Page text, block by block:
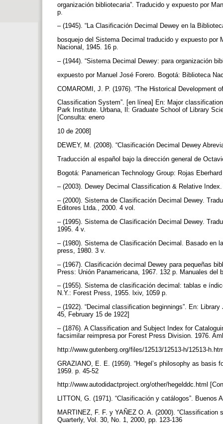
organización bibliotecaria”. Traducido y expuesto por
p.
– (1945). “La Clasificación Decimal Dewey en la
bosquejo del Sistema Decimal traducido y expuesto
Nacional, 1945. 16 p.
– (1944). “Sistema Decimal Dewey: para organización
expuesto por Manuel José Forero. Bogotá: Biblioteca
COMAROMI, J. P. (1976). “The Historical Development
Classification System”. [en línea] En: Major
Park Institute. Urbana, Il: Graduate School of Library
[Consulta: enero
10 de 2008]
DEWEY, M. (2008). “Clasificación Decimal Dewey
Traducción al español bajo la dirección general de
Bogotá: Panamerican Technology Group: Rojas
– (2003). Dewey Decimal Classification & Relative
– (2000). Sistema de Clasificación Decimal Dewey.
Editores Ltda., 2000. 4 vol.
– (1995). Sistema de Clasificación Decimal Dewey.
1995. 4 v.
– (1980). Sistema de Clasificación Decimal. Basado en
press, 1980. 3 v.
– (1967). Clasificación decimal Dewey para pequeñas
Press: Unión Panamericana, 1967. 132 p. Manuales del
– (1955). Sistema de clasificación decimal: tablas e
N.Y.: Forest Press, 1955. lxiv, 1059 p.
– (1922). “Decimal classification beginnings”. En:
45, February 15 de 1922]
– (1876). A Classification and Subject Index for
facsimilar reimpresa por Forest Press Division. 1976.
http://www.gutenberg.org/files/12513/12513-h/12513-
GRAZIANO, E. E. (1959). “Hegel’s philosophy as
1959. p. 45-52
http://www.autodidactproject.org/other/hegelddc.html
LITTON, G. (1971). “Clasificación y catálogos”.
MARTINEZ, F. F. y YAÑEZ O. A. (2000).
Quarterly, Vol. 30, No. 1, 2000, pp. 123-136